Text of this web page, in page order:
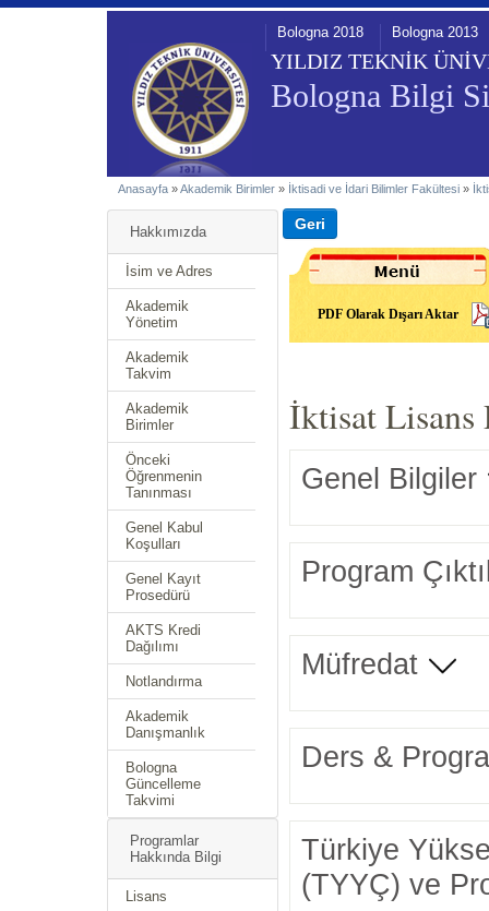
YILDIZ TEKNİK
Bologna Bilgi
Bologna 2018 Bologna 2013
Anasayfa »Akademik Birimler » İktisadi ve İdari Bilimler Fakültesi »
Hakkımızda
İsim ve Adres
Akademik
Yönetim
Akademik
Takvim
Akademik
Birimler
Önceki
Öğrenmenin
Tanınması
Genel Kabul
Koşulları
Genel Kayıt
Prosedürü
AKTS Kredi
Dağılımı
Notlandırma
Akademik
Danışmanlık
Bologna
Güncelleme
Takvimi
Programlar
Hakkında Bilgi
Lisans
PDF Olarak Dışarı Aktar
İktisat Lisans
Genel Bilgiler
Program
Müfredat
Ders &
Türkiye
(TYYÇ) ve